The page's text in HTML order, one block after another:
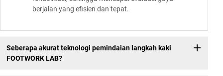
berjalan yang efisien dan tepat.
Seberapa akurat teknologi pemindaian langkah kaki
FOOTWORK LAB?